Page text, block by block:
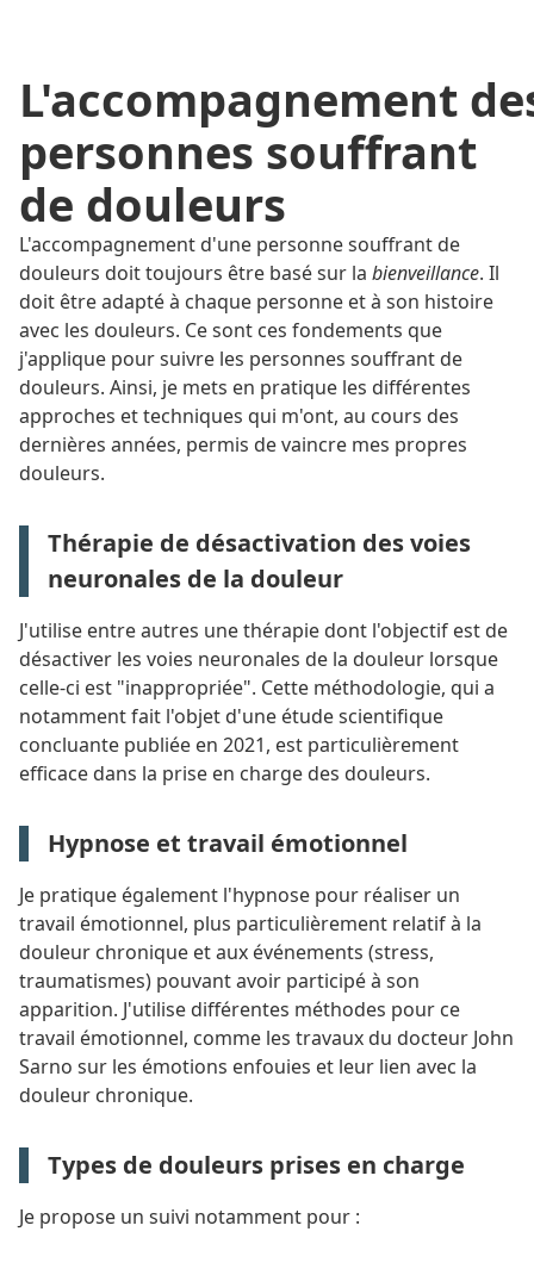
L'accompagnement
personnes souffrant
de douleurs
L'accompagnement d'une personne souffrant de
douleurs doit toujours être basé sur la bienveillance. Il
doit être adapté à chaque personne et à son histoire
avec les douleurs. Ce sont ces fondements que
j'applique pour suivre les personnes souffrant de
douleurs. Ainsi, je mets en pratique les différentes
approches et techniques qui m'ont, au cours des
dernières années, permis de vaincre mes propres
douleurs.
Thérapie de désactivation des voies
neuronales de la douleur
J'utilise entre autres une thérapie dont l'objectif est de
désactiver les voies neuronales de la douleur lorsque
celle-ci est "inappropriée". Cette méthodologie, qui a
notamment fait l'objet d'une étude scientifique
concluante publiée en 2021, est particulièrement
efficace dans la prise en charge des douleurs.
Hypnose et travail émotionnel
Je pratique également l'hypnose pour réaliser un
travail émotionnel, plus particulièrement relatif à la
douleur chronique et aux événements (stress,
traumatismes) pouvant avoir participé à son
apparition. J'utilise différentes méthodes pour ce
travail émotionnel, comme les travaux du docteur John
Sarno sur les émotions enfouies et leur lien avec la
douleur chronique.
Types de douleurs prises en charge
Je propose un suivi notamment pour :